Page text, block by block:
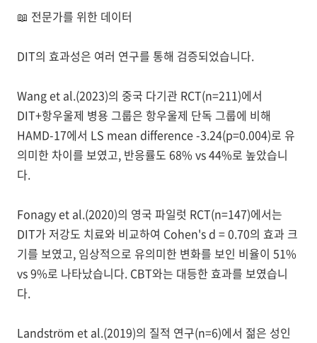
📖 전문가를 위한 데이터
DIT의 효과성은 여러 연구를 통해 검증되었습니다.
Wang et al.(2023)의 중국 다기관 RCT(n=211)에서
DIT+항우울제 병용 그룹은 항우울제 단독 그룹에 비해
HAMD-17에서 LS mean difference -3.24(p=0.004)로 유
의미한 차이를 보였고, 반응률도 68% vs 44%로 높았습니
다.
Fonagy et al.(2020)의 영국 파일럿 RCT(n=147)에서는
DIT가 저강도 치료와 비교하여 Cohen's d = 0.70의 효과 크
기를 보였고, 임상적으로 유의미한 변화를 보인 비율이 51%
vs 9%로 나타났습니다. CBT와는 대등한 효과를 보였습니
다.
Landström et al.(2019)의 질적 연구(n=6)에서 젊은 성인